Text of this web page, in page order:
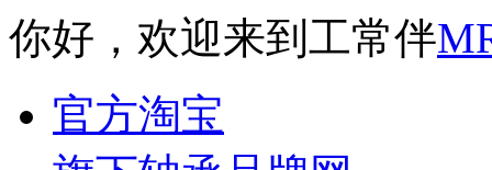
你好，欢迎来到工常伴
官方淘宝